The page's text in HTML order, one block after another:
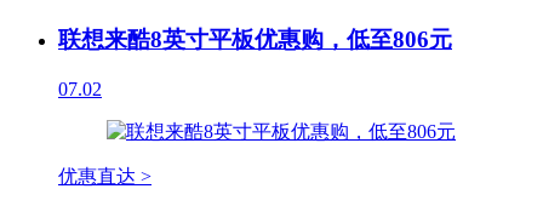
联想来酷8英寸平板优惠购，低至806元
07.02
优惠直达 >